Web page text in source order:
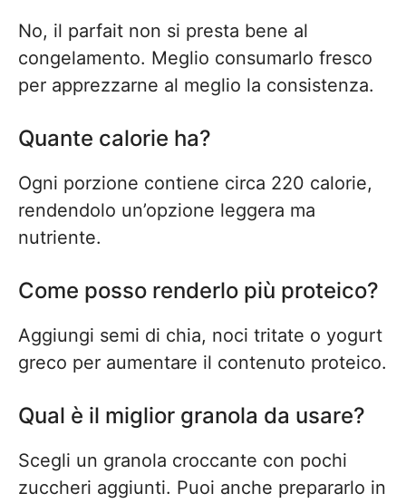
No, il parfait non si presta bene al
congelamento. Meglio consumarlo fresco
per apprezzarne al meglio la consistenza.
Quante calorie ha?
Ogni porzione contiene circa 220 calorie,
rendendolo un’opzione leggera ma
nutriente.
Come posso renderlo più proteico?
Aggiungi semi di chia, noci tritate o yogurt
greco per aumentare il contenuto proteico.
Qual è il miglior granola da usare?
Scegli un granola croccante con pochi
zuccheri aggiunti. Puoi anche prepararlo in